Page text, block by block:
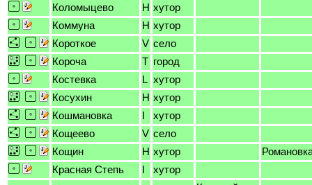
Коломыцево
H хутор
Коммуна
H хутор
Короткое
V село
Короча
T город
Костевка
L хутор
Косухин
H хутор
Кошмановка
I
хутор
Кощеево
V село
Кощин
H хутор
Красная Степь
I хутор